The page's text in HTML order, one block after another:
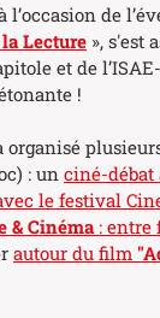
l’occasion de
Lecture », s'est
et de
!
organisé
: un ciné-débat
le festival
& Cinéma : entre
autour du film